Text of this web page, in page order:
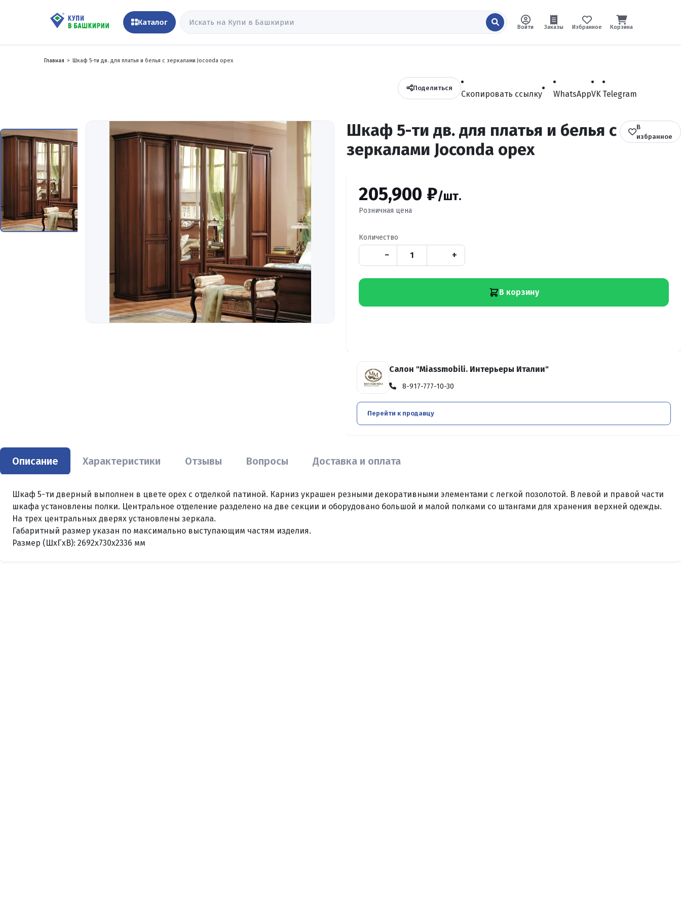
Каталог
Войти Заказы Избранное Корзина
Главная Шкаф 5-ти дв. для платья и белья с зеркалами Joconda орех
Поделиться
Скопировать ссылку WhatsAppVK Telegram
Шкаф 5-ти дв. для платья и белья с
зеркалами Joconda орех
В
избранное
205,900 ₽/шт.
Розничная цена
Количество
− +
В корзину
Салон "Miassmobili. Интерьеры Италии"
8-917-777-10-30
Перейти к продавцу
Описание Характеристики Отзывы Вопросы Доставка и оплата
Шкаф 5-ти дверный выполнен в цвете орех с отделкой патиной. Карниз украшен резными декоративными элементами с легкой позолотой. В левой и правой части
шкафа установлены полки. Центральное отделение разделено на две секции и оборудовано большой и малой полками со штангами для хранения верхней одежды.
На трех центральных дверях установлены зеркала.
Габаритный размер указан по максимально выступающим частям изделия.
Размер (ШxГxВ): 2692x730x2336 мм